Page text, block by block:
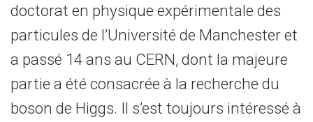
doctorat en physique expérimentale des
particules de l’Université de Manchester et
a passé 14 ans au CERN, dont la majeure
partie a été consacrée à la recherche du
boson de Higgs. Il s’est toujours intéressé à